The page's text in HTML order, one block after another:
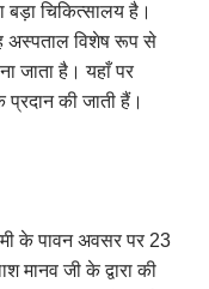
चिकित्सालय है।
अस्पताल विशेष रूप से
जाता है। यहाँ पर
प्रदान की जाती हैं।
के पावन अवसर पर 23
जी के द्वारा की